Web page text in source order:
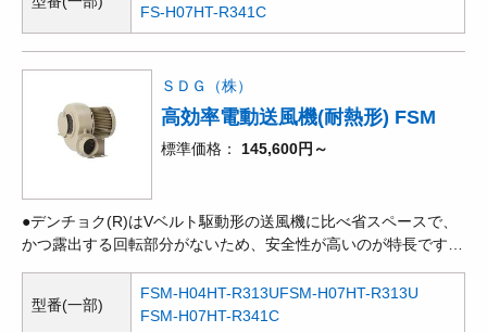
率が低く、騒音も高くなります。●高度な流体技術により、小
型、軽量化をはかり、吸気/排気ともに、産業用機器にセットし
やすい構造となっています。また、吐出フランジ取付形の電動送
風機で機器や装置の冷却、気体の循環や撹拌、機器へのじか付け
による強制冷却などに使える専用タイプです。機
FS-H07HT-R341C
ＳＤＧ（株）
高効率電動送風機(耐熱形) FSM
標準価格 145,600円～
●デンチョク(R)はVベルト駆動形の送風機に比べ省スペースで、
かつ露出する回転部分がないため、安全性が高いのが特長です。
を得るには最も小形ですが、ターボ、エアホイルなどと比べ、効
率が低く、騒音も高くなります。●高度な流体技術により、小
型番(一部)
FSM-H04HT-R313UFSM-H07HT-R313U
FSM-H07HT-R341C